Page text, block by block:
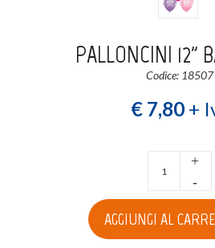
PALLONCINI 12"
Codice: 18507
€ 7,80+
+
-
AGGIUNGI AL